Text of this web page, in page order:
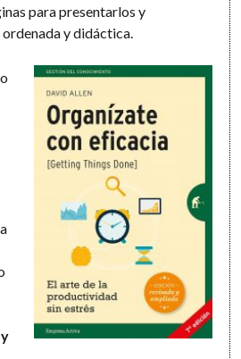
para presentarlos y
y didáctica.